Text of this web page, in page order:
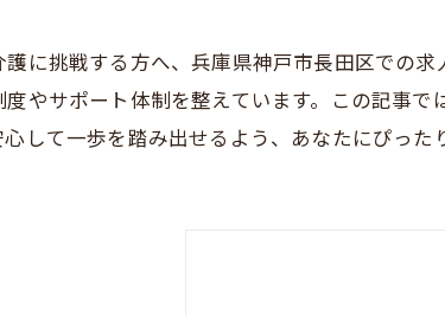
護に挑戦する方へ、兵庫県神戸市長田区での
度やサポート体制を整えています。この記事
して一歩を踏み出せるよう、あなたにぴった